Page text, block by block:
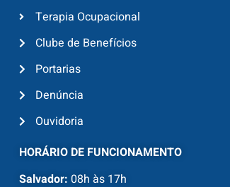
Terapia Ocupacional
Clube de Benefícios
Portarias
Denúncia
Ouvidoria
HORÁRIO DE FUNCIONAMENTO
Salvador: 08h às 17h